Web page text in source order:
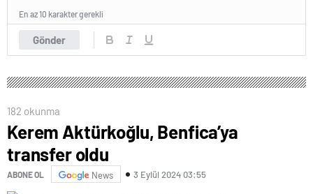
Gönder
En az 10 karakter gerekli
182 okunma
Kerem Aktürkoğlu, Benfica’ya
transfer oldu
ABONE OL News 3 Eylül 2024 03:55